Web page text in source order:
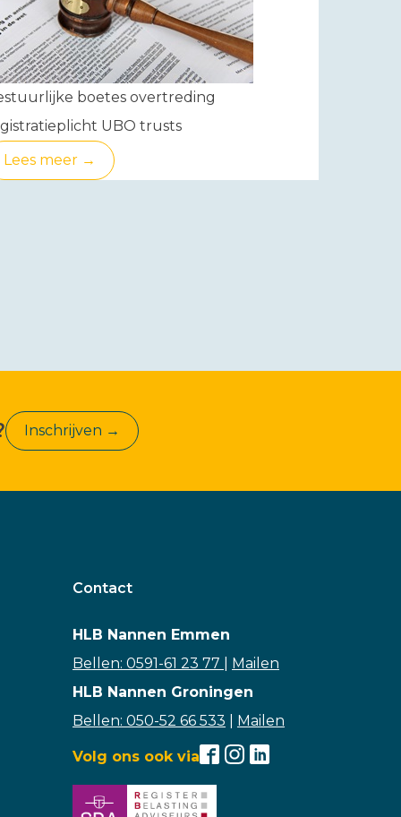
boetes overtreding
UBO trusts
Lees meer →
Inschrijven →
Contact
HLB Nannen Emmen
Bellen: 0591-61 23 77
Mailen
HLB Nannen Groningen
Bellen: 050-52 66 533
Mailen
Volg ons ook via